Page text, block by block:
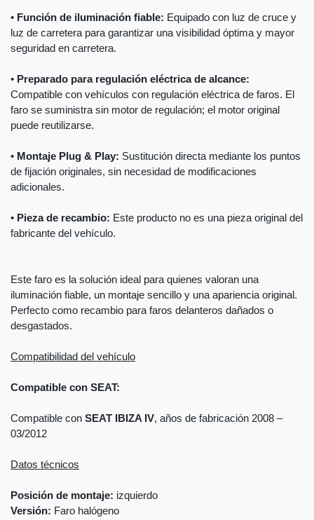
• Función de iluminación fiable: Equipado con luz de cruce y
luz de carretera para garantizar una visibilidad óptima y mayor
seguridad en carretera.
• Preparado para regulación eléctrica de alcance:
Compatible con vehículos con regulación eléctrica de faros. El
faro se suministra sin motor de regulación; el motor original
puede reutilizarse.
• Montaje Plug & Play: Sustitución directa mediante los puntos
de fijación originales, sin necesidad de modificaciones
adicionales.
• Pieza de recambio: Este producto no es una pieza original del
fabricante del vehículo.
Este faro es la solución ideal para quienes valoran una
iluminación fiable, un montaje sencillo y una apariencia original.
Perfecto como recambio para faros delanteros dañados o
desgastados.
Compatibilidad del vehículo
Compatible con SEAT:
Compatible con SEAT IBIZA IV, años de fabricación 2008 –
03/2012
Datos técnicos
Posición de montaje: izquierdo
Versión: Faro halógeno